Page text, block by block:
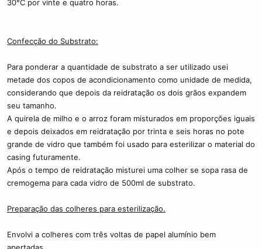
30°C por vinte e quatro horas.
Confecção do Substrato:
Para ponderar a quantidade de substrato a ser utilizado usei
metade dos copos de acondicionamento como unidade de medida,
considerando que depois da reidratação os dois grãos expandem
seu tamanho.
A quirela de milho e o arroz foram misturados em proporções iguais
e depois deixados em reidratação por trinta e seis horas no pote
grande de vidro que também foi usado para esterilizar o material do
casing futuramente.
Após o tempo de reidratação misturei uma colher se sopa rasa de
cremogema para cada vidro de 500ml de substrato.
Preparação das colheres para esterilização.
Envolvi a colheres com três voltas de papel alumínio bem